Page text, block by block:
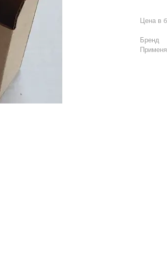
Цена в
Бренд